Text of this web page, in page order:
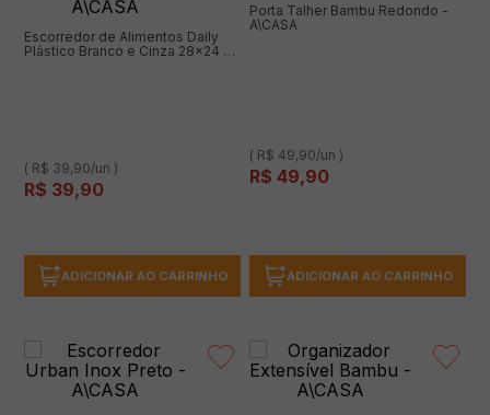
Escorredor de Alimentos Daily
Plástico Branco e Cinza 28x24 -
( R$ 39,90/un )
R$ 39,90
ADICIONAR AO CARRINHO
Porta Talher Bambu Redondo -
A\CASA
( R$ 49,90/un )
R$ 49,90
ADICIONAR AO CARRINHO